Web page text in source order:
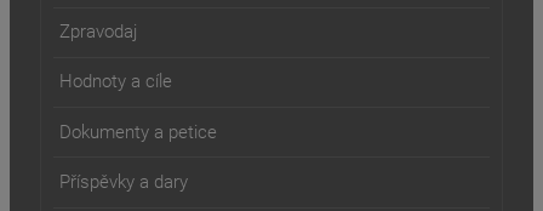
Zpravodaj
Hodnoty a cíle
Dokumenty a petice
Příspěvky a dary